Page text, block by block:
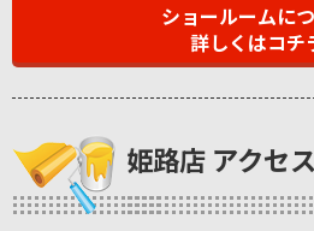
ショールームに
詳しくはコチ
姫路店 アクセ